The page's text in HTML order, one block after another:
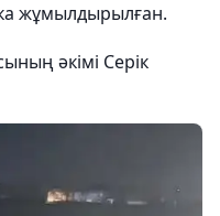
жұмылдырылған.
әкімі Серік